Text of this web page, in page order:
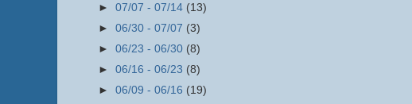
► 07/07 - 07/14 (13)
► 06/30 - 07/07 (3)
► 06/23 - 06/30 (8)
► 06/16 - 06/23 (8)
► 06/09 - 06/16 (19)